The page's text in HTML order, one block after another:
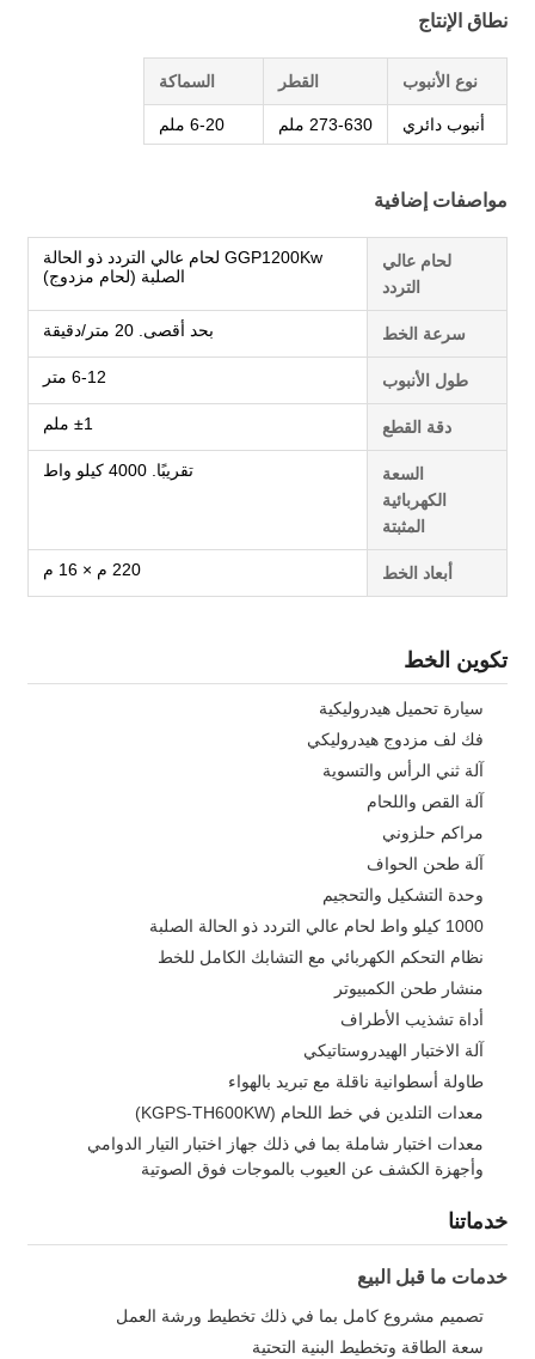
نطاق الإنتاج
نوع الأنبوب القطر السماكة
أنبوب دائري 273-630 ملم 6-20 ملم
مواصفات إضافية
لحام عالي
التردد
GGP1200Kw لحام عالي التردد ذو الحالة
الصلبة (لحام مزدوج)
سرعة الخط بحد أقصى. 20 متر/دقيقة
طول الأنبوب 6-12 متر
دقة القطع ±1 ملم
السعة
الكهربائية
المثبتة
تقريبًا. 4000 كيلو واط
أبعاد الخط 220 م × 16 م
تكوين الخط
سيارة تحميل هيدروليكية
فك لف مزدوج هيدروليكي
آلة ثني الرأس والتسوية
آلة القص واللحام
مراكم حلزوني
آلة طحن الحواف
وحدة التشكيل والتحجيم
1000 كيلو واط لحام عالي التردد ذو الحالة الصلبة
نظام التحكم الكهربائي مع التشابك الكامل للخط
منشار طحن الكمبيوتر
أداة تشذيب الأطراف
آلة الاختبار الهيدروستاتيكي
طاولة أسطوانية ناقلة مع تبريد بالهواء
معدات التلدين في خط اللحام (KGPS-TH600KW)
معدات اختبار شاملة بما في ذلك جهاز اختبار التيار الدوامي
وأجهزة الكشف عن العيوب بالموجات فوق الصوتية
خدماتنا
خدمات ما قبل البيع
تصميم مشروع كامل بما في ذلك تخطيط ورشة العمل
سعة الطاقة وتخطيط البنية التحتية